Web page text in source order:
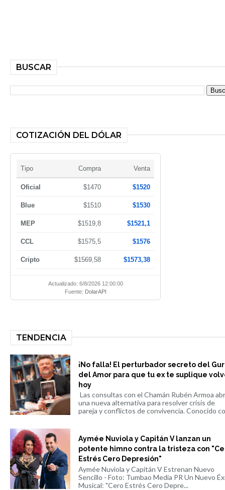
BUSCAR
COTIZACIÓN DEL DÓLAR
Tipo Compra Venta
Oficial $1470 $1520
Blue $1510 $1530
MEP $1519,8 $1521,1
CCL $1575,5 $1576
Cripto $1569,58 $1573,38
Actualizado: 6/8/2026 12:00:00
Fuente: DolarAPI
TENDENCIA
¡No falla! El perturbador secreto del
del Amor para que tu ex te suplique
hoy
Las consultas con el Chamán Rubén Armoa
una nueva alternativa para resolver crisis de
pareja y conflictos de convivencia. Conocido
Aymée Nuviola y Capitán V lanzan un
potente himno contra la tristeza con
Estrés Cero Depresión"
Aymée Nuviola y Capitán V Estrenan Nuevo
Sencillo - Foto: Tumbao Media PR Un Nuevo
Musical: "Cero Estrés Cero Depre...